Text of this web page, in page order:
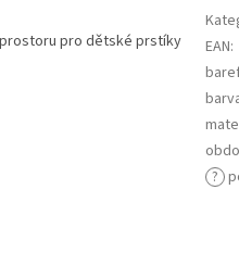
pro dětské prstíky
EAN:
?